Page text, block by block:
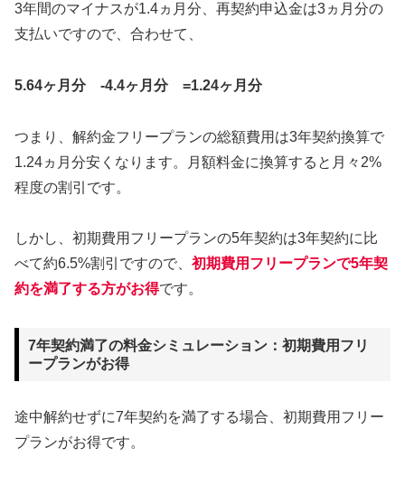
3年間のマイナスが1.4ヵ月分、再契約申込金は3ヵ月分の
支払いですので、合わせて、
5.64ヶ月分 -4.4ヶ月分 =1.24ヶ月分
つまり、解約金フリープランの総額費用は3年契約換算で
1.24ヵ月分安くなります。月額料金に換算すると月々2%
程度の割引です。
しかし、初期費用フリープランの5年契約は3年契約に比
べて約6.5%割引ですので、 初期費用フリープランで5年契
約を満了する方がお得です。
7年契約満了の料金シミュレーション：初期費用フリ
ープランがお得
途中解約せずに7年契約を満了する場合、初期費用フリー
プランがお得です。